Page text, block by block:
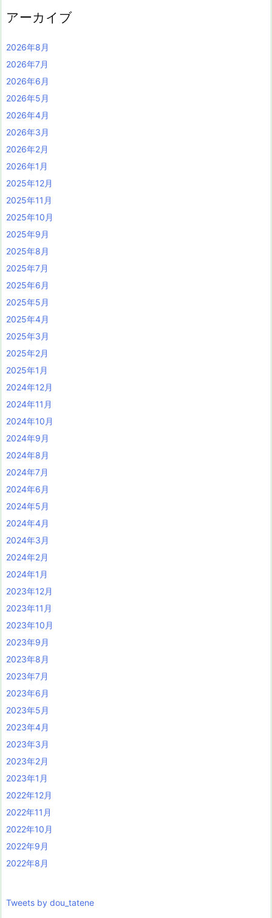
アーカイブ
2026年8月
2026年7月
2026年6月
2026年5月
2026年4月
2026年3月
2026年2月
2026年1月
2025年12月
2025年11月
2025年10月
2025年9月
2025年8月
2025年7月
2025年6月
2025年5月
2025年4月
2025年3月
2025年2月
2025年1月
2024年12月
2024年11月
2024年10月
2024年9月
2024年8月
2024年7月
2024年6月
2024年5月
2024年4月
2024年3月
2024年2月
2024年1月
2023年12月
2023年11月
2023年10月
2023年9月
2023年8月
2023年7月
2023年6月
2023年5月
2023年4月
2023年3月
2023年2月
2023年1月
2022年12月
2022年11月
2022年10月
2022年9月
2022年8月
Tweets by dou_tatene